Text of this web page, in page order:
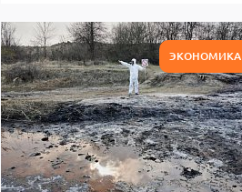
ЭКОНОМИКА